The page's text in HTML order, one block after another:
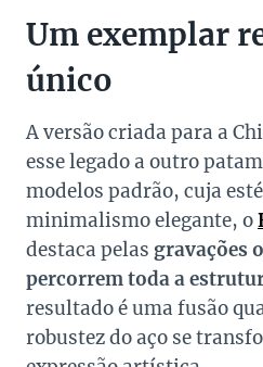
Um exemplar
único
A versão criada para a
esse legado a outro
modelos padrão, cuja
minimalismo elegante, o
destaca pelas gravações
percorrem toda a
resultado é uma fusão
robustez do aço se